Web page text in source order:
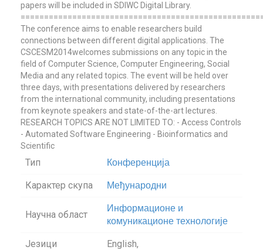
papers will be included in SDIWC Digital Library.
The conference aims to enable researchers build
connections between different digital applications. The
CSCESM2014welcomes submissions on any topic in the
field of Computer Science, Computer Engineering, Social
Media and any related topics. The event will be held over
three days, with presentations delivered by researchers
from the international community, including presentations
from keynote speakers and state-of-the-art lectures.
RESEARCH TOPICS ARE NOT LIMITED TO: - Access Controls
- Automated Software Engineering - Bioinformatics and
Scientific
Тип Конференција
Карактер скупа Међународни
Научна област
Информационе и
комуникационе технологије
Језици English,